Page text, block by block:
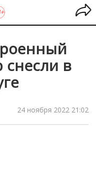
снесли в
24 ноября 2022 21:02